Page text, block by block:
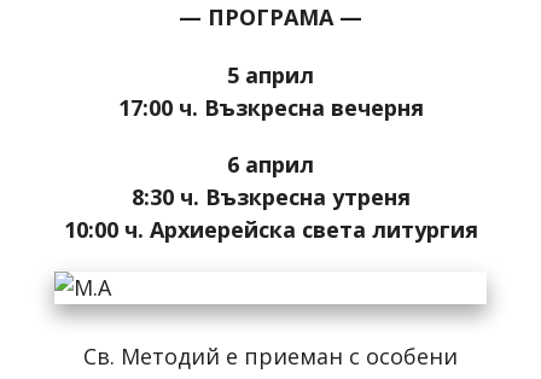
— ПРОГРАМА —
5 април
17:00 ч. Възкресна вечерня
6 април
8:30 ч. Възкресна утреня
10:00 ч. Архиерейска света литургия
Св. Методий е приеман с особени